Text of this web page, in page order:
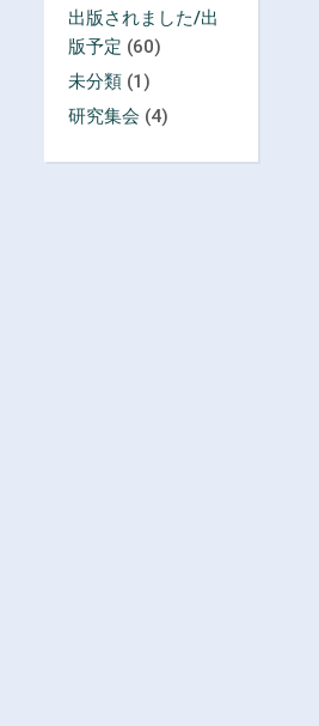
出版されました/出
版予定 (60)
未分類 (1)
研究集会 (4)